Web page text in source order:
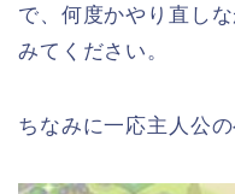
で、何度かやり直し
みてください。
ちなみに一応主人公